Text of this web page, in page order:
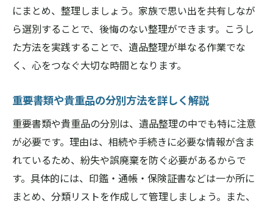
にまとめ、整理しましょう。家族で思い出を共有しなが
ら選別することで、後悔のない整理ができます。こうし
た方法を実践することで、遺品整理が単なる作業でな
く、心をつなぐ大切な時間となります。
重要書類や貴重品の分別方法を詳しく解説
重要書類や貴重品の分別は、遺品整理の中でも特に注意
が必要です。理由は、相続や手続きに必要な情報が含ま
れているため、紛失や誤廃棄を防ぐ必要があるからで
す。具体的には、印鑑・通帳・保険証書などは一か所に
まとめ、分類リストを作成して管理しましょう。また、